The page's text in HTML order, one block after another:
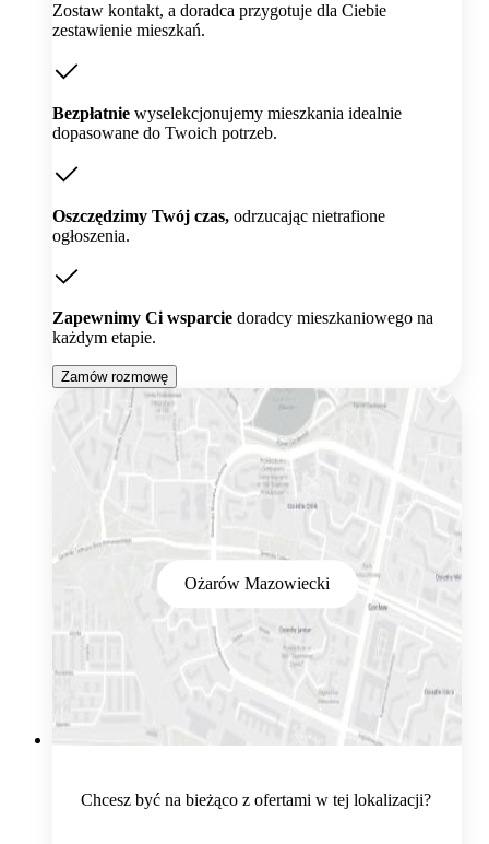
Zostaw kontakt, a doradca przygotuje dla Ciebie
zestawienie mieszkań.
Bezpłatnie wyselekcjonujemy mieszkania idealnie
dopasowane do Twoich potrzeb.
Oszczędzimy Twój czas, odrzucając nietrafione
ogłoszenia.
Zapewnimy Ci wsparcie doradcy mieszkaniowego na
każdym etapie.
Zamów rozmowę
Ożarów Mazowiecki
Chcesz być na bieżąco z ofertami w tej lokalizacji?